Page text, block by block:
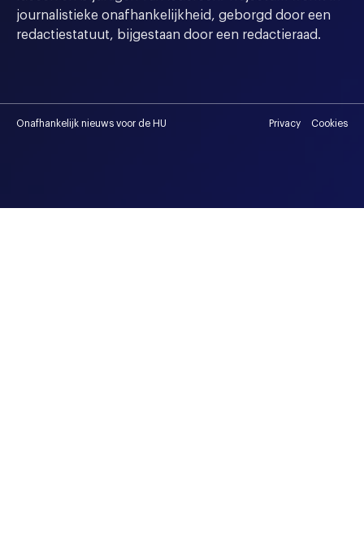
journalistieke onafhankelijkheid, geborgd door een
redactiestatuut, bijgestaan door een redactieraad.
Onafhankelijk nieuws voor de HU Privacy Cookies